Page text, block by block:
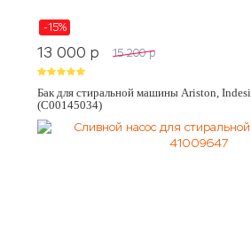
-15%
13 000 p 15 200 p
Бак для стиральной машины Ariston,
(C00145034)